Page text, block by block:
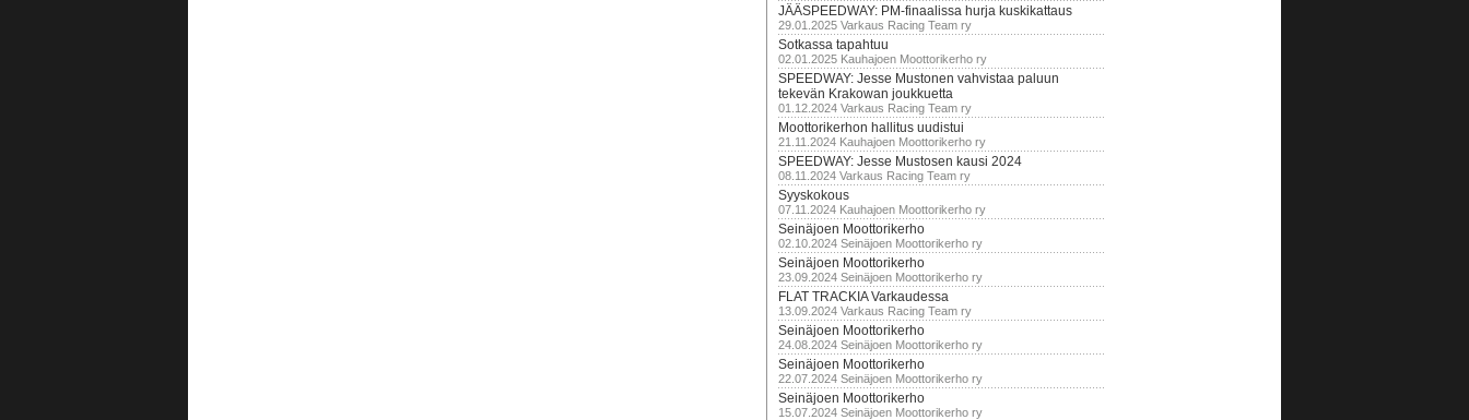
JÄÄSPEEDWAY: PM-finaalissa hurja kuskikattaus
29.01.2025 Varkaus Racing Team ry
Sotkassa tapahtuu
02.01.2025 Kauhajoen Moottorikerho ry
SPEEDWAY: Jesse Mustonen vahvistaa paluun
tekevän Krakowan joukkuetta
01.12.2024 Varkaus Racing Team ry
Moottorikerhon hallitus uudistui
21.11.2024 Kauhajoen Moottorikerho ry
SPEEDWAY: Jesse Mustosen kausi 2024
08.11.2024 Varkaus Racing Team ry
Syyskokous
07.11.2024 Kauhajoen Moottorikerho ry
Seinäjoen Moottorikerho
02.10.2024 Seinäjoen Moottorikerho ry
Seinäjoen Moottorikerho
23.09.2024 Seinäjoen Moottorikerho ry
FLAT TRACKIA Varkaudessa
13.09.2024 Varkaus Racing Team ry
Seinäjoen Moottorikerho
24.08.2024 Seinäjoen Moottorikerho ry
Seinäjoen Moottorikerho
22.07.2024 Seinäjoen Moottorikerho ry
Seinäjoen Moottorikerho
15.07.2024 Seinäjoen Moottorikerho ry